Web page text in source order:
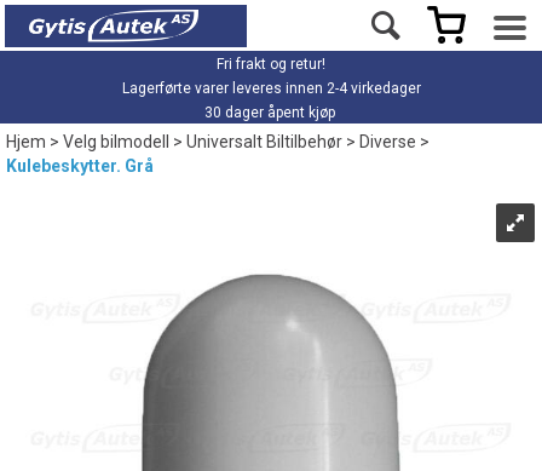
Fri frakt og retur!
Lagerførte varer leveres innen 2-4 virkedager
30 dager åpent kjøp
Hjem>Velg bilmodell >Universalt Biltilbehør>Diverse>
Kulebeskytter. Grå